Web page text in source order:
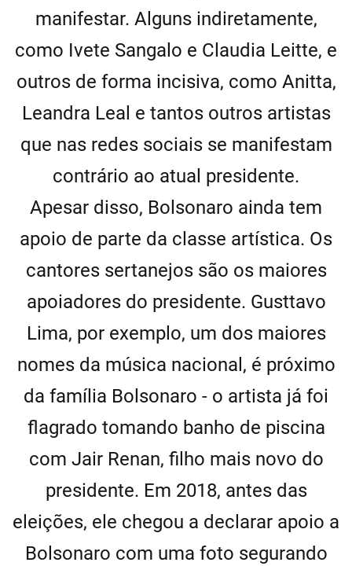
manifestar. Alguns indiretamente,
como Ivete Sangalo e Claudia Leitte, e
outros de forma incisiva, como Anitta,
Leandra Leal e tantos outros artistas
que nas redes sociais se manifestam
contrário ao atual presidente.
Apesar disso, Bolsonaro ainda tem
apoio de parte da classe artística. Os
cantores sertanejos são os maiores
apoiadores do presidente. Gusttavo
Lima, por exemplo, um dos maiores
nomes da música nacional, é próximo
da família Bolsonaro - o artista já foi
flagrado tomando banho de piscina
com Jair Renan, filho mais novo do
presidente. Em 2018, antes das
eleições, ele chegou a declarar apoio a
Bolsonaro com uma foto segurando